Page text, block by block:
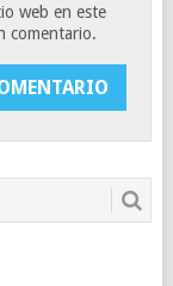
web en este
comentario.